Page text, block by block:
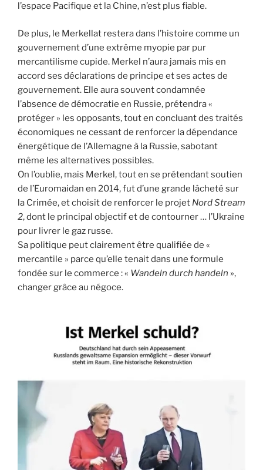
l’espace Pacifique et la Chine, n’est plus fiable.
De plus, le Merkellat restera dans l’histoire comme un
gouvernement d’une extrême myopie par pur
mercantilisme cupide. Merkel n’aura jamais mis en
accord ses déclarations de principe et ses actes de
gouvernement. Elle aura souvent condamnée
l’absence de démocratie en Russie, prétendra «
protéger » les opposants, tout en concluant des traités
économiques ne cessant de renforcer la dépendance
énergétique de l’Allemagne à la Russie, sabotant
même les alternatives possibles.
On l’oublie, mais Merkel, tout en se prétendant soutien
de l’Euromaidan en 2014, fut d’une grande lâcheté sur
la Crimée, et choisit de renforcer le projet Nord Stream
2, dont le principal objectif et de contourner … l’Ukraine
pour livrer le gaz russe.
Sa politique peut clairement être qualifiée de «
mercantile » parce qu’elle tenait dans une formule
fondée sur le commerce : « Wandeln durch handeln »,
changer grâce au négoce.